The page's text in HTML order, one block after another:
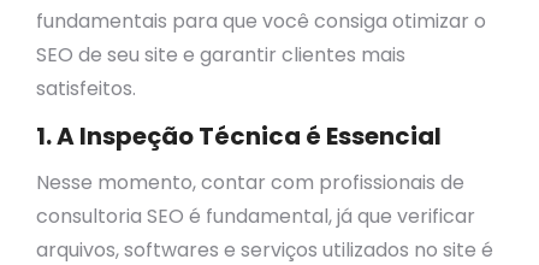
fundamentais para que você consiga otimizar o
SEO de seu site e garantir clientes mais
satisfeitos.
1. A Inspeção Técnica é Essencial
Nesse momento, contar com profissionais de
consultoria SEO é fundamental, já que verificar
arquivos, softwares e serviços utilizados no site é